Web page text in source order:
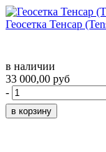
Геосетка Тенсар
в наличии
33 000,00 руб
-